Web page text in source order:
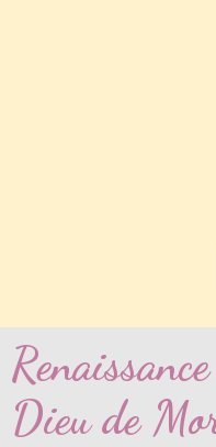
Dieu de